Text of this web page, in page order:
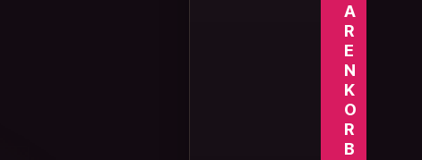
A
R
E
N
K
O
R
B